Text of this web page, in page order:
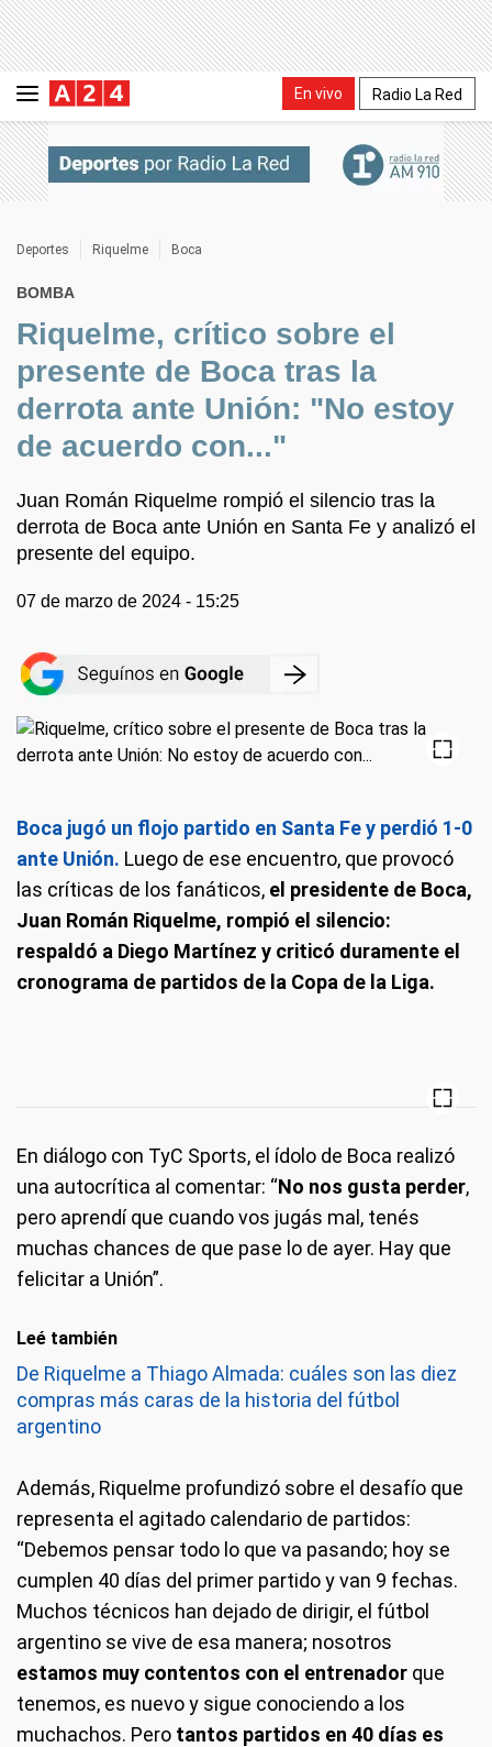
En vivo Radio La Red
Deportes Riquelme Boca
BOMBA
Riquelme, crítico sobre el
presente de Boca tras la
derrota ante Unión: "No estoy
de acuerdo con..."
Juan Román Riquelme rompió el silencio tras la
derrota de Boca ante Unión en Santa Fe y analizó el
presente del equipo.
07 de marzo de 2024 - 15:25
Boca jugó un flojo partido en Santa Fe y perdió 1-0
ante Unión. Luego de ese encuentro, que provocó
las críticas de los fanáticos, el presidente de Boca,
Juan Román Riquelme, rompió el silencio:
respaldó a Diego Martínez y criticó duramente el
cronograma de partidos de la Copa de la Liga.
En diálogo con TyC Sports, el ídolo de Boca realizó
una autocrítica al comentar: “No nos gusta perder,
pero aprendí que cuando vos jugás mal, tenés
muchas chances de que pase lo de ayer. Hay que
felicitar a Unión”.
Leé también
De Riquelme a Thiago Almada: cuáles son las diez
compras más caras de la historia del fútbol
argentino
Además, Riquelme profundizó sobre el desafío que
representa el agitado calendario de partidos:
“Debemos pensar todo lo que va pasando; hoy se
cumplen 40 días del primer partido y van 9 fechas.
Muchos técnicos han dejado de dirigir, el fútbol
argentino se vive de esa manera; nosotros
estamos muy contentos con el entrenador que
tenemos, es nuevo y sigue conociendo a los
muchachos. Pero tantos partidos en 40 días es